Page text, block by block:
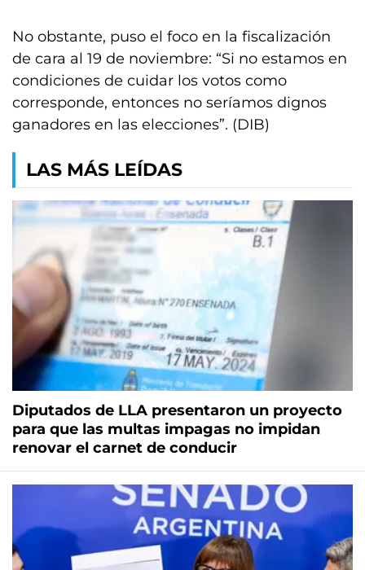
No obstante, puso el foco en la fiscalización
de cara al 19 de noviembre: “Si no estamos en
condiciones de cuidar los votos como
corresponde, entonces no seríamos dignos
ganadores en las elecciones”. (DIB)
LAS MÁS LEÍDAS
Diputados de LLA presentaron un proyecto
para que las multas impagas no impidan
renovar el carnet de conducir